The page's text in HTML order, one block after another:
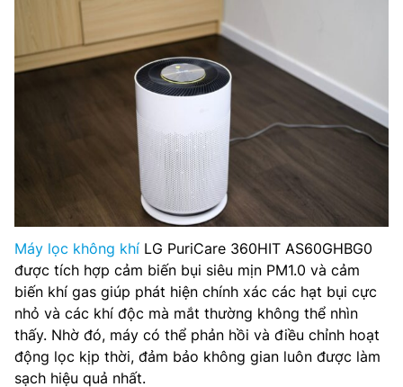
Máy lọc không khí LG PuriCare 360HIT AS60GHBG0
được tích hợp cảm biến bụi siêu mịn PM1.0 và cảm
biến khí gas giúp phát hiện chính xác các hạt bụi cực
nhỏ và các khí độc mà mắt thường không thể nhìn
thấy. Nhờ đó, máy có thể phản hồi và điều chỉnh hoạt
động lọc kịp thời, đảm bảo không gian luôn được làm
sạch hiệu quả nhất.